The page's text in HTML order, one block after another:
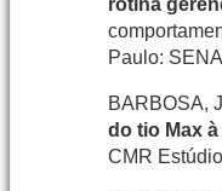
rotina
Paulo:
BARBOSA,
do tio Max
CMR